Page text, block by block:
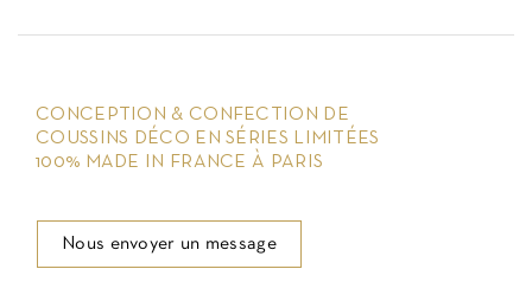
CONCEPTION & CONFECTION DE
COUSSINS DÉCO EN SÉRIES LIMITÉES
100% MADE IN FRANCE À PARIS
Nous envoyer un message